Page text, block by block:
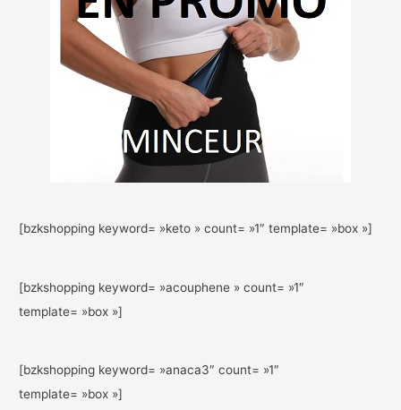
[bzkshopping keyword= »keto » count= »1″ template= »box »]
[bzkshopping keyword= »acouphene » count= »1″
template= »box »]
[bzkshopping keyword= »anaca3″ count= »1″
template= »box »]